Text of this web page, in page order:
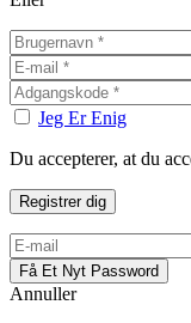
Jeg Er Enig
Du accepterer, at du
Annuller